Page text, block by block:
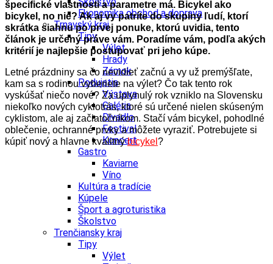
Ekonomika obchod a doprava
Trnavský kraj
Tipy
Výlet
Hrady
Zámok
Podujatia
Výstava
Galéria
Divadlo
Festival
Koncert
Gastro
Kaviarne
Víno
Kultúra a tradície
Kúpele
Šport a agroturistika
Školstvo
Trenčiansky kraj
Tipy
Výlet
špecifické vlastnosti a parametre má. Bicykel ako
bicykel, no nie? Ak aj vy patríte do skupiny ľudí, ktorí
skrátka siahnu po prvej ponuke, ktorú uvidia, tento
článok je určený práve vám. Poradíme vám, podľa akých
kritérií je najlepšie postupovať pri jeho kúpe.
Letné prázdniny sa čo nevidieť začnú a vy už premýšľate,
kam sa s rodinou vyberiete na výlet? Čo tak tento rok
vyskúšať niečo nové? Za uplynulý rok vzniklo na Slovensku
niekoľko nových cyklotrás, ktoré sú určené nielen skúseným
cyklistom, ale aj začiatočníkom. Stačí vám bicykel, pohodlné
oblečenie, ochranné prvky a môžete vyraziť. Potrebujete si
kúpiť nový a hlavne kvalitnýbicykel ?